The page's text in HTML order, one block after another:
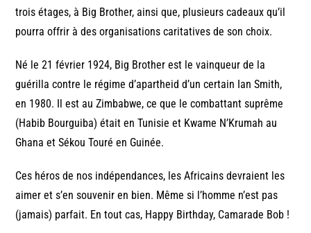
trois étages, à Big Brother, ainsi que, plusieurs cadeaux qu’il
pourra offrir à des organisations caritatives de son choix.
Né le 21 février 1924, Big Brother est le vainqueur de la
guérilla contre le régime d’apartheid d’un certain Ian Smith,
en 1980. Il est au Zimbabwe, ce que le combattant suprême
(Habib Bourguiba) était en Tunisie et Kwame N’Krumah au
Ghana et Sékou Touré en Guinée.
Ces héros de nos indépendances, les Africains devraient les
aimer et s’en souvenir en bien. Même si l’homme n’est pas
(jamais) parfait. En tout cas, Happy Birthday, Camarade Bob !